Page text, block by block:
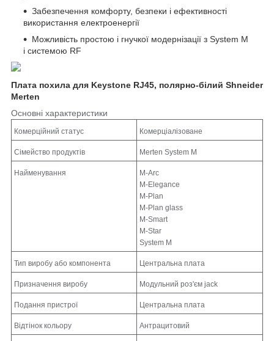
Забезпечення комфорту, безпеки і ефективності
використання електроенергії
Можливість простою і гнучкої модернізації з System M
і системою RF
Плата похила для Keystone RJ45, полярно-білий Shneider
Merten
Основні характеристики
Комерційний статус Комерціалізоване
Сімейство продуктів Merten System M
Найменування
M-Arc
M-Elegance
M-Plan
M-Plan glass
M-Smart
M-Star
System M
Тип виробу або компонента Центральна плата
Призначення виробу Модульний роз'єм jack
Подання пристрої Центральна плата
Відтінок кольору Антрацитовий